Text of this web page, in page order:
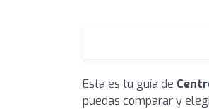
Esta es tu guía de
puedas comparar y